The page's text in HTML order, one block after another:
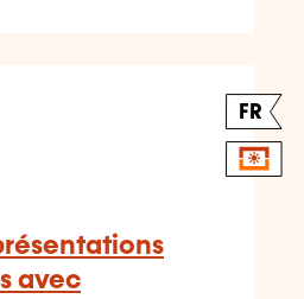
FR
avec